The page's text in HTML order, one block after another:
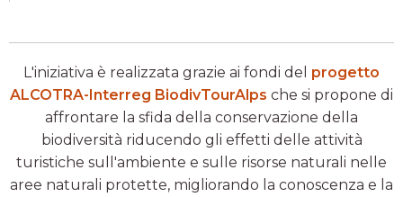
L'iniziativa è realizzata grazie ai fondi del progetto
ALCOTRA-Interreg BiodivTourAlps che si propone di
affrontare la sfida della conservazione della
biodiversità riducendo gli effetti delle attività
turistiche sull'ambiente e sulle risorse naturali nelle
aree naturali protette, migliorando la conoscenza e la